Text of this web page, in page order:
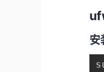
安